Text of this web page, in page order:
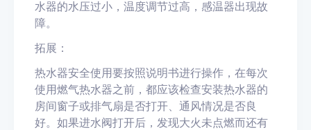
水器的水压过小，温度调节过高，感温器出现故
障。
拓展 ：
热水器安全使用要按照说明书进行操作，在每次
使用燃气热水器之前，都应该检查安装热水器的
房间窗子或排气扇是否打开、通风情况是否良
好。如果进水阀打开后，发现大火未点燃而还有